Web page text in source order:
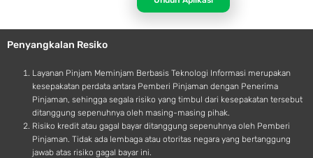
l
e
r
o
d
Penyangkalan Resiko
Layanan Pinjam Meminjam Berbasis Teknologi Informasi merupakan
kesepakatan perdata antara Pemberi Pinjaman dengan Penerima
Pinjaman, sehingga segala risiko yang timbul dari kesepakatan tersebut
ditanggung sepenuhnya oleh masing-masing pihak.
Risiko kredit atau gagal bayar ditanggung sepenuhnya oleh Pemberi
Pinjaman. Tidak ada lembaga atau otoritas negara yang bertanggung
jawab atas risiko gagal bayar ini.